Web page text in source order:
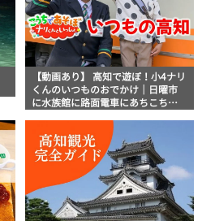
【動画あり】 高知で遊ぼ！小4ナリ
くんのいつものおでかけ｜日曜市
に水族館に路面電車にあちこち巡